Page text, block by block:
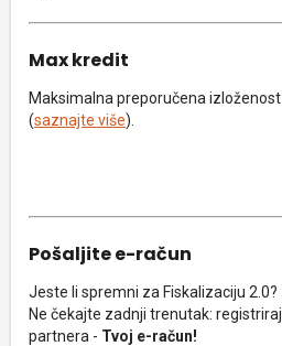
Max kredit
Maksimalna preporučena
(saznajte više).
Pošaljite e-račun
Jeste li spremni za Fiskalizaciju 2.0?
Ne čekajte zadnji trenutak:
partnera - Tvoj e-račun!